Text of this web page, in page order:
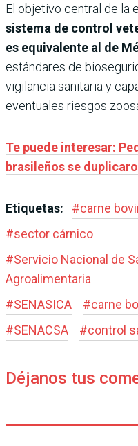
El objetivo central de la
sistema de control
es equivalente al de
estándares de
vigilancia sanitaria y
eventuales riesgos
Te puede interesar:
brasileños se
Etiquetas: #carne
#sector cárnico
#Servicio Nacional de
Agroalimentaria
#SENASICA #carne
#SENACSA #control
Déjanos tus